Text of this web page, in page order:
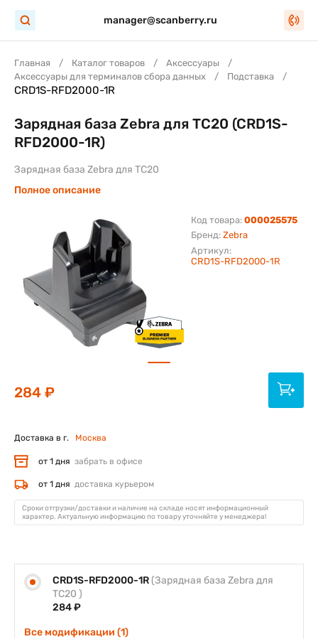
manager@scanberry.ru
Главная Каталог товаров
Аксессуары
Аксессуары для терминалов сбора данных
Подставка
CRD1S-RFD2000-1R
Бренд: Zebra
Код товара: 000025575
Артикул:
CRD1S-RFD2000-1R
Зарядная база Zebra для TC20 (CRD1S-
RFD2000-1R)
Зарядная база Zebra для TC20
Полное описание
CRD1S-RFD2000-1R (Зарядная база Zebra для
TC20 )
284 ₽
Все модификации (1)
284 ₽
Доставка в г. Москва
от 1 дня забрать в офисе
от 1 дня доставка курьером
Сроки отгрузки/доставки и наличие на складе носят информационный
характер. Актуальную информацию по товару уточняйте у менеджера!